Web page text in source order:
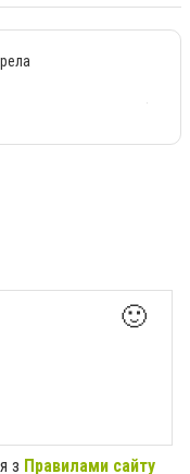
🙂
з Правилами сайту